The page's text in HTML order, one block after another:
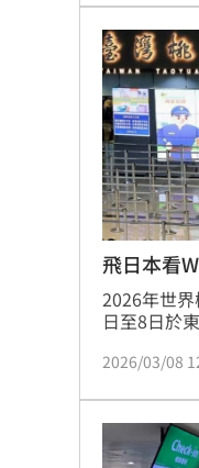
輸入後亦不
料，僅能供
物使用，因
險。
飛日本看
2026年世
日至8日於
近日為了提
旅客在採買
攜違規動植
100萬元。
2026/03/08